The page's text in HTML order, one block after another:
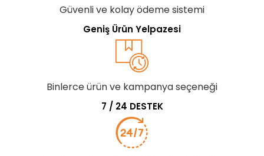
Güvenli ve kolay ödeme sistemi
Geniş Ürün Yelpazesi
Binlerce ürün ve kampanya seçeneği
7 / 24 DESTEK